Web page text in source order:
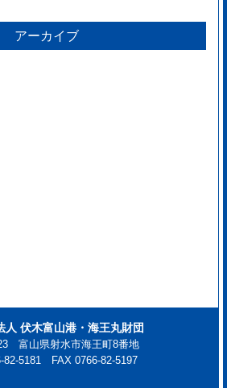
アーカイブ
人 伏木富山港・海王丸財団
富山県射水市海王町8番地
82-5181 FAX 0766-82-5197